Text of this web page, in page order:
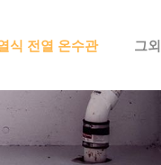
식 전열 온수관 그